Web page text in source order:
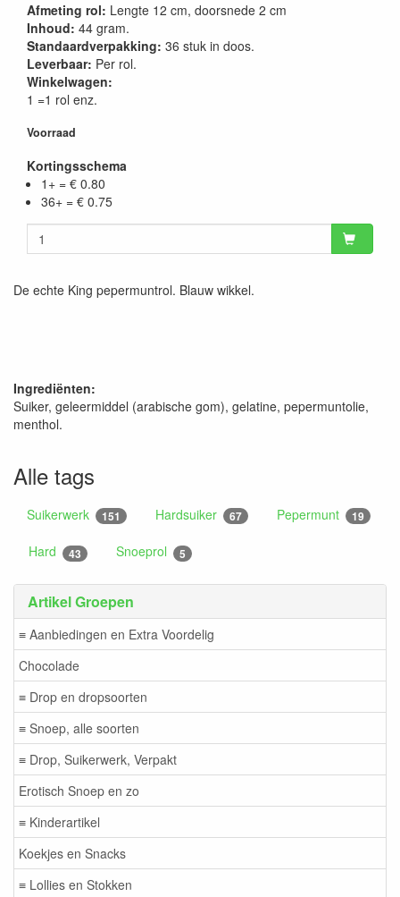
Artikel Groepen
≡ Aanbiedingen en Extra Voordelig
Chocolade
≡ Drop en dropsoorten
≡ Snoep, alle soorten
≡ Drop, Suikerwerk, Verpakt
Erotisch Snoep en zo
≡ Kinderartikel
Koekjes en Snacks
≡ Lollies en Stokken
Afmeting rol: Lengte 12 cm, doorsnede 2 cm
Inhoud: 44 gram.
Standaardverpakking: 36 stuk in doos.
Leverbaar: Per rol.
Winkelwagen:
1 =1 rol enz.
Voorraad
Kortingsschema
1+ = € 0.80
36+ = € 0.75
De echte King pepermuntrol. Blauw wikkel.
Ingrediënten:
Suiker, geleermiddel (arabische gom), gelatine, pepermuntolie,
menthol.
Alle tags
Suikerwerk 151 Hardsuiker 67 Pepermunt 19
Hard 43 Snoeprol 5